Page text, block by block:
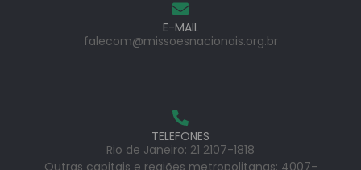
E-MAIL
falecom@missoesnacionais.org.br
TELEFONES
Rio de Janeiro: 21 2107-1818